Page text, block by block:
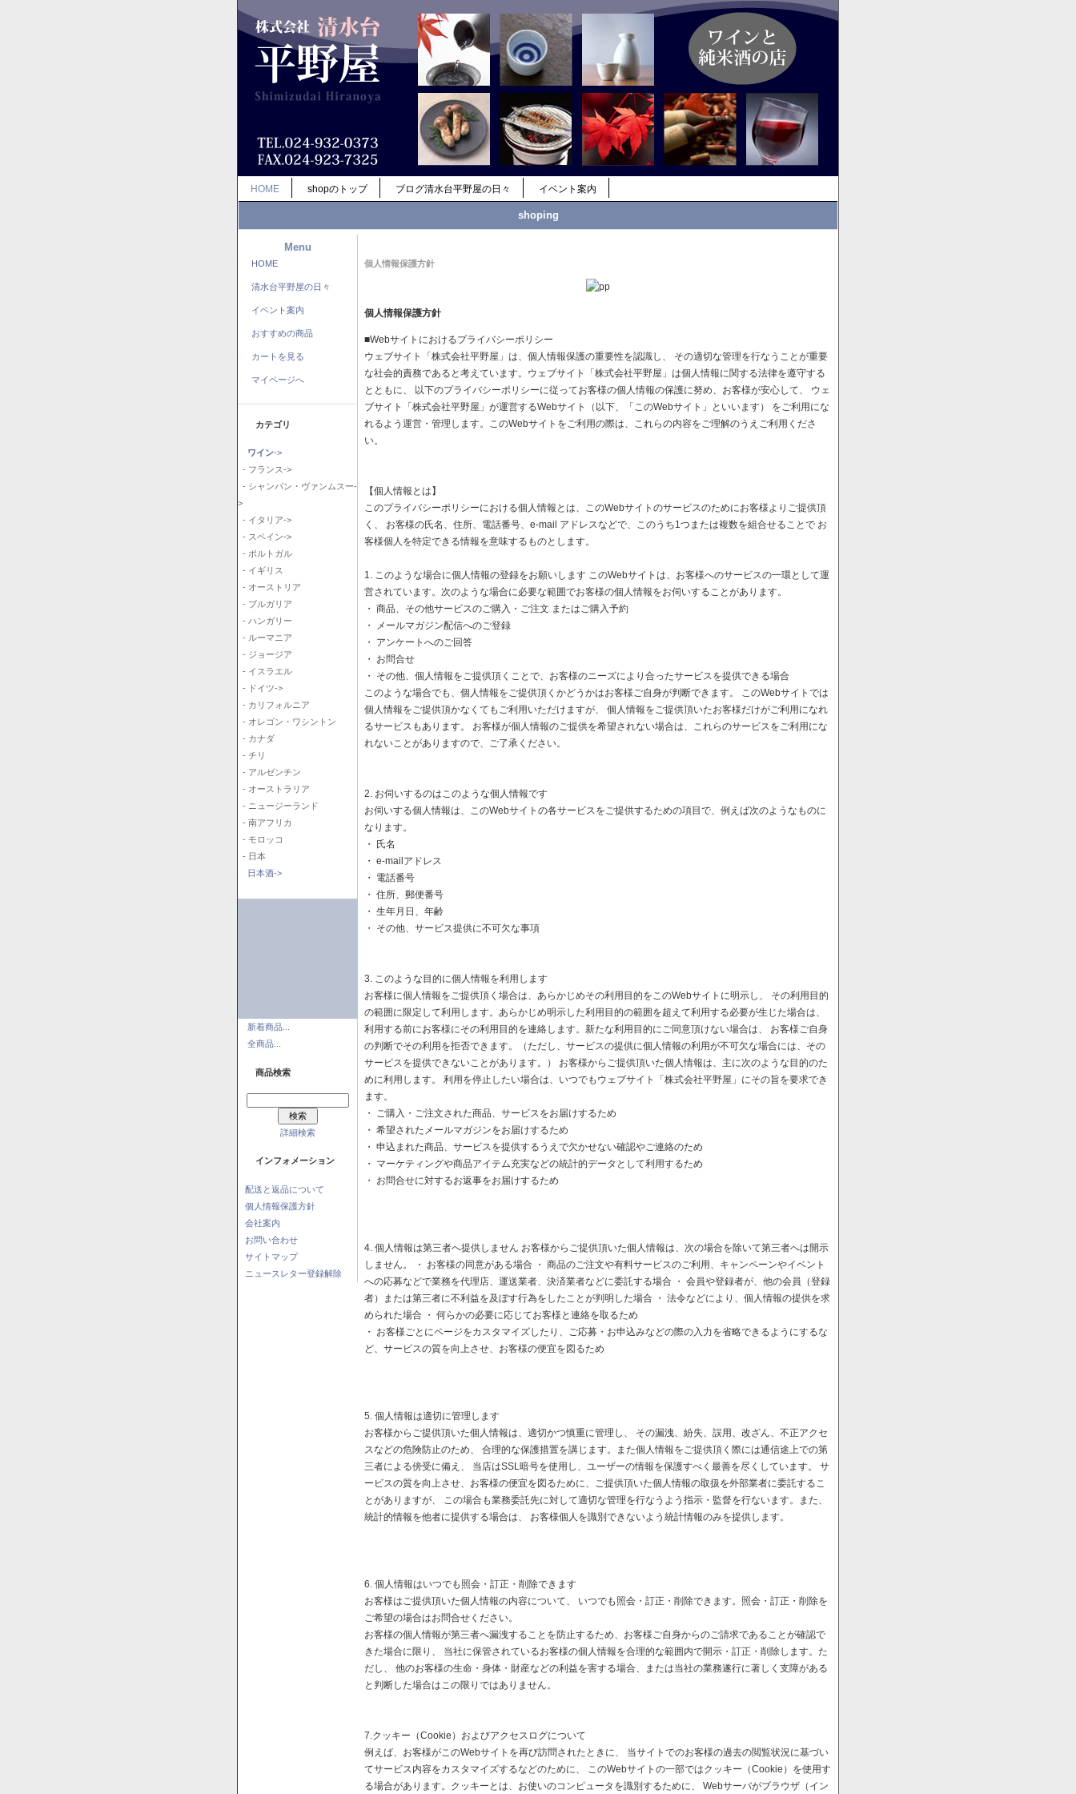
HOME shopのトップ ブログ清水台平野屋の日々 イベント案内
shoping
Menu
HOME
清水台平野屋の日々
イベント案内
おすすめの商品
カートを見る
マイページへ
カテゴリ
ワイン->
- フランス->
- シャンパン・ヴァンムスー-
>
- イタリア->
- スペイン->
- ポルトガル
- イギリス
- オーストリア
- ブルガリア
- ハンガリー
- ルーマニア
- ジョージア
- イスラエル
- ドイツ->
- カリフォルニア
- オレゴン・ワシントン
- カナダ
- チリ
- アルゼンチン
- オーストラリア
- ニュージーランド
- 南アフリカ
- モロッコ
- 日本
日本酒->
新着商品...
全商品...
商品検索
詳細検索
インフォメーション
配送と返品について
個人情報保護方針
会社案内
お問い合わせ
サイトマップ
ニュースレター登録解除
個人情報保護方針
個人情報保護方針
■Webサイトにおけるプライバシーポリシー
ウェブサイト「株式会社平野屋」は、個人情報保護の重要性を認識し、 その適切な管理を行なうことが重要
な社会的責務であると考えています。ウェブサイト「株式会社平野屋」は個人情報に関する法律を遵守する
とともに、 以下のプライバシーポリシーに従ってお客様の個人情報の保護に努め、お客様が安心して、 ウェ
ブサイト「株式会社平野屋」が運営するWebサイト（以下、「このWebサイト」といいます） をご利用にな
れるよう運営・管理します。このWebサイトをご利用の際は、これらの内容をご理解のうえご利用くださ
い。
【個人情報とは】
このプライバシーポリシーにおける個人情報とは、このWebサイトのサービスのためにお客様よりご提供頂
く、 お客様の氏名、住所、電話番号、e-mail アドレスなどで、このうち1つまたは複数を組合せることで お
客様個人を特定できる情報を意味するものとします。
1. このような場合に個人情報の登録をお願いします このWebサイトは、お客様へのサービスの一環として運
営されています。次のような場合に必要な範囲でお客様の個人情報をお伺いすることがあります。
・ 商品、その他サービスのご購入・ご注文 またはご購入予約
・ メールマガジン配信へのご登録
・ アンケートへのご回答
・ お問合せ
・ その他、個人情報をご提供頂くことで、お客様のニーズにより合ったサービスを提供できる場合
このような場合でも、個人情報をご提供頂くかどうかはお客様ご自身が判断できます。 このWebサイトでは
個人情報をご提供頂かなくてもご利用いただけますが、 個人情報をご提供頂いたお客様だけがご利用になれ
るサービスもあります。 お客様が個人情報のご提供を希望されない場合は、これらのサービスをご利用にな
れないことがありますので、ご了承ください。
2. お伺いするのはこのような個人情報です
お伺いする個人情報は、このWebサイトの各サービスをご提供するための項目で、例えば次のようなものに
なります。
・ 氏名
・ e-mailアドレス
・ 電話番号
・ 住所、郵便番号
・ 生年月日、年齢
・ その他、サービス提供に不可欠な事項
3. このような目的に個人情報を利用します
お客様に個人情報をご提供頂く場合は、あらかじめその利用目的をこのWebサイトに明示し、 その利用目的
の範囲に限定して利用します。あらかじめ明示した利用目的の範囲を超えて利用する必要が生じた場合は、
利用する前にお客様にその利用目的を連絡します。新たな利用目的にご同意頂けない場合は、 お客様ご自身
の判断でその利用を拒否できます。（ただし、サービスの提供に個人情報の利用が不可欠な場合には、その
サービスを提供できないことがあります。） お客様からご提供頂いた個人情報は、主に次のような目的のた
めに利用します。 利用を停止したい場合は、いつでもウェブサイト「株式会社平野屋」にその旨を要求でき
ます。
・ ご購入・ご注文された商品、サービスをお届けするため
・ 希望されたメールマガジンをお届けするため
・ 申込まれた商品、サービスを提供するうえで欠かせない確認やご連絡のため
・ マーケティングや商品アイテム充実などの統計的データとして利用するため
・ お問合せに対するお返事をお届けするため
4. 個人情報は第三者へ提供しません お客様からご提供頂いた個人情報は、次の場合を除いて第三者へは開示
しません。 ・ お客様の同意がある場合 ・ 商品のご注文や有料サービスのご利用、キャンペーンやイベント
への応募などで業務を代理店、運送業者、決済業者などに委託する場合 ・ 会員や登録者が、他の会員（登録
者）または第三者に不利益を及ぼす行為をしたことが判明した場合 ・ 法令などにより、個人情報の提供を求
められた場合 ・ 何らかの必要に応じてお客様と連絡を取るため
・ お客様ごとにページをカスタマイズしたり、ご応募・お申込みなどの際の入力を省略できるようにするな
ど、サービスの質を向上させ、お客様の便宜を図るため
5. 個人情報は適切に管理します
お客様からご提供頂いた個人情報は、適切かつ慎重に管理し、 その漏洩、紛失、誤用、改ざん、不正アクセ
スなどの危険防止のため、 合理的な保護措置を講じます。また個人情報をご提供頂く際には通信途上での第
三者による傍受に備え、 当店はSSL暗号を使用し、ユーザーの情報を保護すべく最善を尽くしています。 サ
ービスの質を向上させ、お客様の便宜を図るために、ご提供頂いた個人情報の取扱を外部業者に委託するこ
とがありますが、 この場合も業務委託先に対して適切な管理を行なうよう指示・監督を行ないます。また、
統計的情報を他者に提供する場合は、 お客様個人を識別できないよう統計情報のみを提供します。
6. 個人情報はいつでも照会・訂正・削除できます
お客様はご提供頂いた個人情報の内容について、 いつでも照会・訂正・削除できます。照会・訂正・削除を
ご希望の場合はお問合せください。
お客様の個人情報が第三者へ漏洩することを防止するため、お客様ご自身からのご請求であることが確認で
きた場合に限り、 当社に保管されているお客様の個人情報を合理的な範囲内で開示・訂正・削除します。た
だし、 他のお客様の生命・身体・財産などの利益を害する場合、または当社の業務遂行に著しく支障がある
と判断した場合はこの限りではありません。
7.クッキー（Cookie）およびアクセスログについて
例えば、お客様がこのWebサイトを再び訪問されたときに、 当サイトでのお客様の過去の閲覧状況に基づい
てサービス内容をカスタマイズするなどのために、 このWebサイトの一部ではクッキー（Cookie）を使用す
る場合があります。クッキーとは、お使いのコンピュータを識別するために、 Webサーバがブラウザ（イン